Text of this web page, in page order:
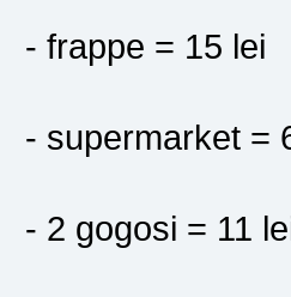
- frappe = 15 lei
- supermarket =
- 2 gogosi = 11